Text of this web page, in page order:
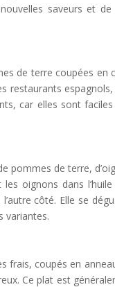
saveurs et
de terre coupées en
restaurants
car elles sont
de terre,
oignons dans
côté. Elle se
variantes.
coupés en
Ce plat est